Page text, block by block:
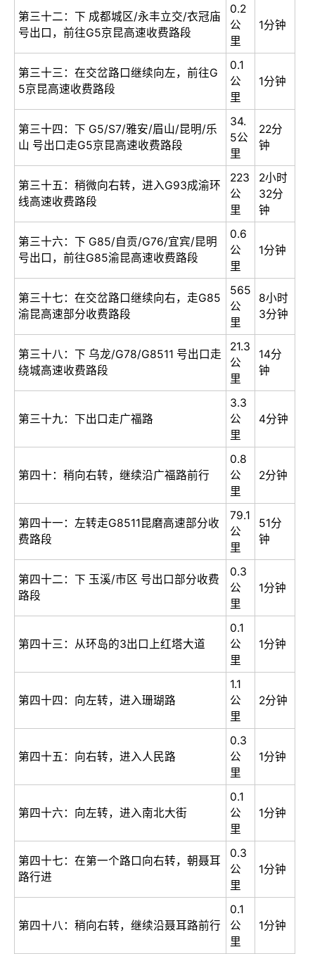
第三十二：下 成都城区/永丰立交/衣冠庙
号出口，前往G5京昆高速收费路段
0.2
公
里
1分钟
第三十三：在交岔路口继续向左，前往G
5京昆高速收费路段
0.1
公
里
1分钟
第三十四：下 G5/S7/雅安/眉山/昆明/乐
山 号出口走G5京昆高速收费路段
34.
5公
里
22分
钟
第三十五：稍微向右转，进入G93成渝环
线高速收费路段
223
公
里
2小时
32分
钟
第三十六：下 G85/自贡/G76/宜宾/昆明
号出口，前往G85渝昆高速收费路段
0.6
公
里
1分钟
第三十七：在交岔路口继续向右，走G85
渝昆高速部分收费路段
565
公
里
8小时
3分钟
第三十八：下 乌龙/G78/G8511 号出口走
绕城高速收费路段
21.3
公
里
14分
钟
第三十九：下出口走广福路
3.3
公
里
4分钟
第四十：稍向右转，继续沿广福路前行
0.8
公
里
2分钟
第四十一：左转走G8511昆磨高速部分收
费路段
79.1
公
里
51分
钟
第四十二：下 玉溪/市区 号出口部分收费
路段
0.3
公
里
1分钟
第四十三：从环岛的3出口上红塔大道
0.1
公
里
1分钟
第四十四：向左转，进入珊瑚路
1.1
公
里
2分钟
第四十五：向右转，进入人民路
0.3
公
里
1分钟
第四十六：向左转，进入南北大街
0.1
公
里
1分钟
第四十七：在第一个路口向右转，朝聂耳
路行进
0.3
公
里
1分钟
第四十八：稍向右转，继续沿聂耳路前行
0.1
公
里
1分钟